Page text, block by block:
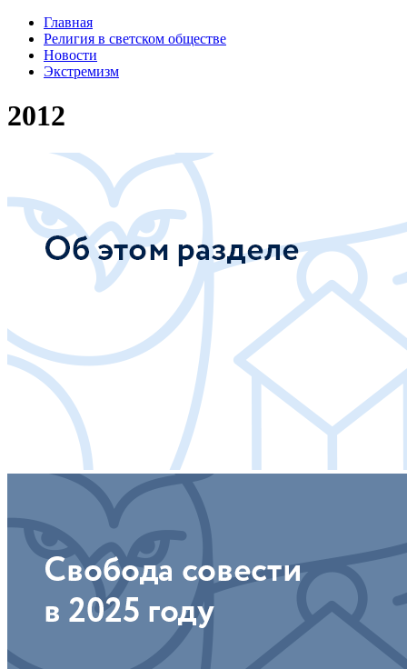
Главная
Религия в светском обществе
Новости
Экстремизм
2012